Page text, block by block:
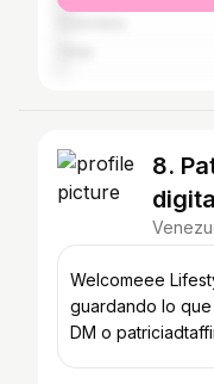
8.
Welcomeee
guardando lo que me
DM o